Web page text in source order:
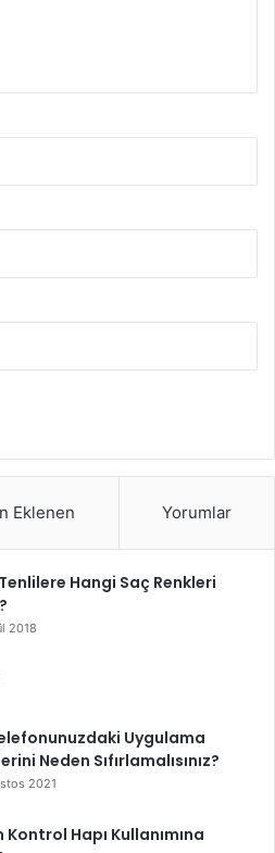
Eklenen Yorumlar
Hangi Saç Renkleri
2018
Uygulama
Neden Sıfırlamalısınız?
2021
Kontrol Hapı Kullanımına